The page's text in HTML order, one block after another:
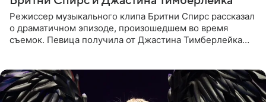
Режиссер музыкального клипа Бритни Спирс рассказал
о драматичном эпизоде, произошедшем во время
съемок. Певица получила от Джастина Тимберлейка